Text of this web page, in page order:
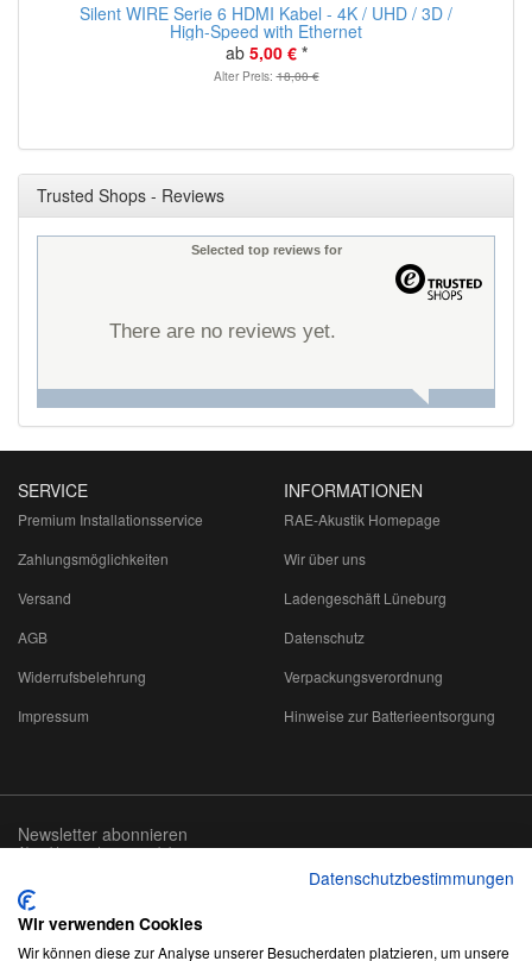
Silent WIRE Serie 6 HDMI Kabel - 4K / UHD / 3D /
High-Speed with Ethernet
ab 5,00 € *
Alter Preis:18,00 €
Trusted Shops - Reviews
Selected top reviews for
There are no reviews yet.
SERVICE
Premium Installationsservice
Zahlungsmöglichkeiten
Versand
AGB
Widerrufsbelehrung
Impressum
INFORMATIONEN
RAE-Akustik Homepage
Wir über uns
Ladengeschäft Lüneburg
Datenschutz
Verpackungsverordnung
Hinweise zur Batterieentsorgung
Newsletter abonnieren
Abmeldung jederzeit möglich
Adresse
abonnieren
Datenschutzbestimmungen
Wir verwenden Cookies
Wir können diese zur Analyse unserer Besucherdaten platzieren, um unsere